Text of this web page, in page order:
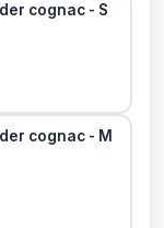
cognac - S
cognac - M